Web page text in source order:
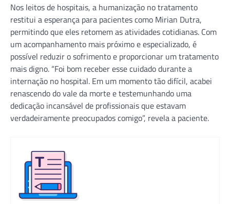
Nos leitos de hospitais, a humanização no tratamento
restitui a esperança para pacientes como Mirian Dutra,
permitindo que eles retomem as atividades cotidianas. Com
um acompanhamento mais próximo e especializado, é
possível reduzir o sofrimento e proporcionar um tratamento
mais digno. “Foi bom receber esse cuidado durante a
internação no hospital. Em um momento tão difícil, acabei
renascendo do vale da morte e testemunhando uma
dedicação incansável de profissionais que estavam
verdadeiramente preocupados comigo”, revela a paciente.